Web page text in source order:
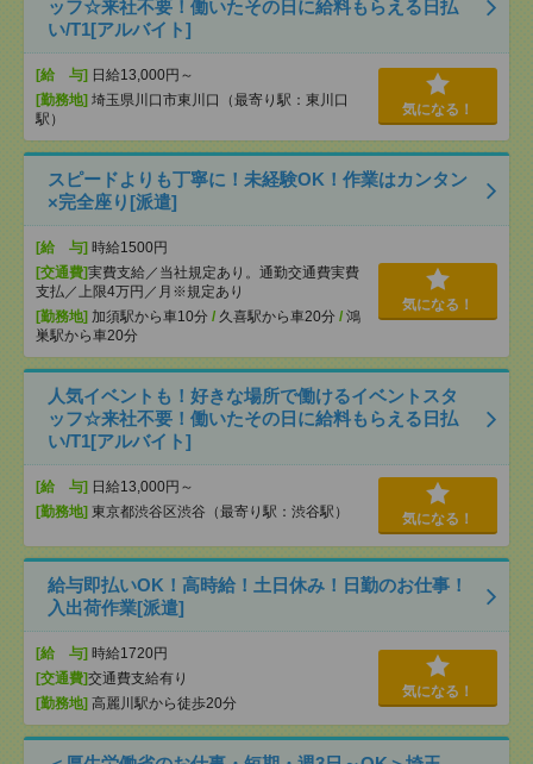
ッフ☆来社不要！働いたその日に給料もらえる日払
い/T1[アルバイト]
[給 与] 日給13,000円～
[勤務地] 埼玉県川口市東川口（最寄り駅：東川口
駅）
気になる！
スピードよりも丁寧に！未経験OK！作業はカンタン
×完全座り[派遣]
[給 与] 時給1500円
[交通費]実費支給／当社規定あり。通勤交通費実費
支払／上限4万円／月※規定あり
[勤務地] 加須駅から車10分 / 久喜駅から車20分 / 鴻
巣駅から車20分
気になる！
人気イベントも！好きな場所で働けるイベントスタ
ッフ☆来社不要！働いたその日に給料もらえる日払
い/T1[アルバイト]
[給 与] 日給13,000円～
[勤務地] 東京都渋谷区渋谷（最寄り駅：渋谷駅） 気になる！
給与即払いOK！高時給！土日休み！日勤のお仕事！
入出荷作業[派遣]
[給 与] 時給1720円
[交通費]交通費支給有り
[勤務地] 高麗川駅から徒歩20分
気になる！